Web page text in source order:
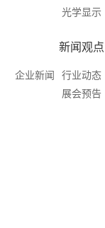
光学显示
新闻观点
企业新闻 行业动态
展会预告